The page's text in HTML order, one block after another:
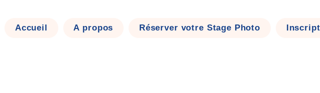
Accueil A propos Réserver votre Stage Photo